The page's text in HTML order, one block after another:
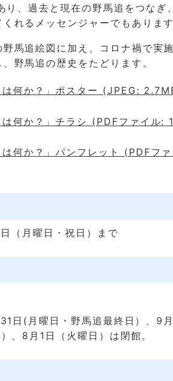
り、過去と現在の野馬追をつなぎ
れるメッセンジャーでもあります
馬追絵図に加え、コロナ禍で実
野馬追の歴史をたどります。
何か？」ポスター (JPEG:
何か？」チラシ (PDFファイル:
何か？」パンフレット (PDFファ
（月曜日・祝日）まで
日(月曜日・野馬追最終日）、9
、8月1日（火曜日）は閉館。